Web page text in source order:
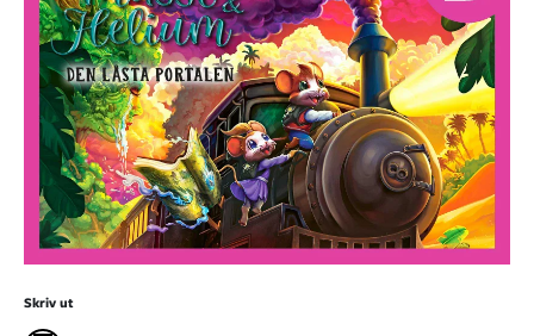
Skriv ut